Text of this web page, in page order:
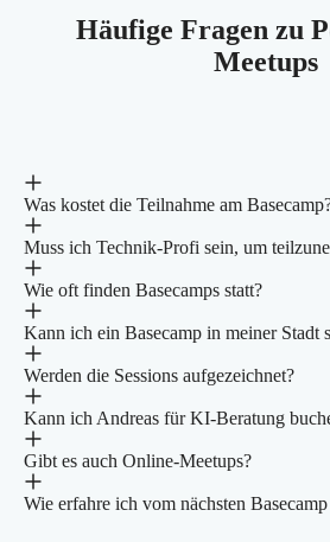
Häufige Fragen zu
Meetups
Was kostet die Teilnahme am
Muss ich Technik-Profi sein, um
Wie oft finden Basecamps statt?
Kann ich ein Basecamp in meiner Stadt
Werden die Sessions aufgezeichnet?
Kann ich Andreas für KI-Beratung
Gibt es auch Online-Meetups?
Wie erfahre ich vom nächsten